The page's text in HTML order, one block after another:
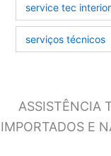
service tec interior
serviços técnicos
ASSISTÊNCIA
IMPORTADOS E